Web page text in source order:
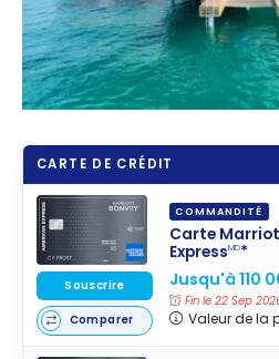
CARTE DE CRÉDIT
COMMANDITÉ
Carte
ExpressMD*
Jusqu'à 110
Fin le 22 Sep
Valeur de la
Souscrire
Comparer